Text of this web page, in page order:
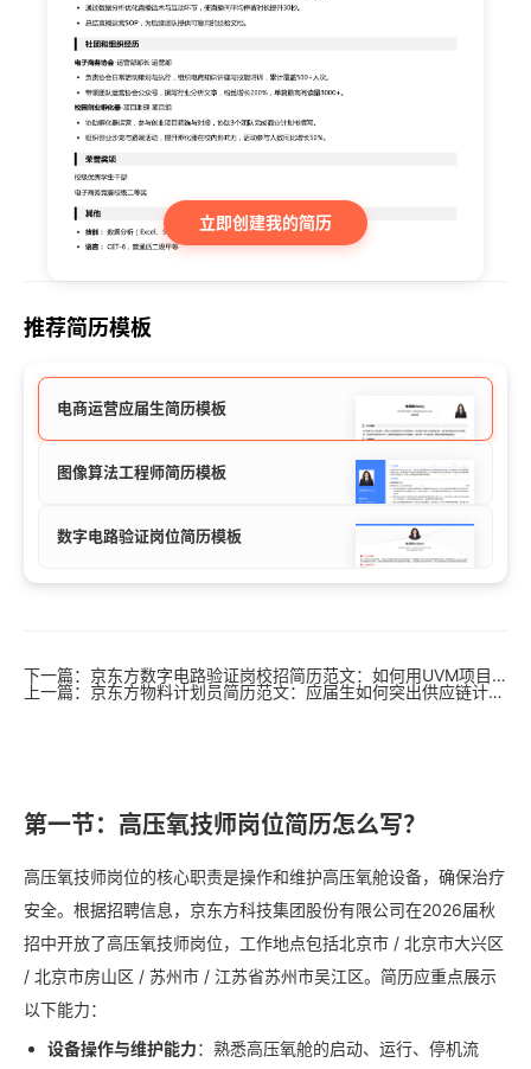
立即创建我的简历
推荐简历模板
电商运营应届生简历模板
图像算法工程师简历模板
数字电路验证岗位简历模板
下一篇：京东方数字电路验证岗校招简历范文：如何用UVM项目打动面试官
上一篇：京东方物料计划员简历范文：应届生如何突出供应链计划能力
第一节：高压氧技师岗位简历怎么写？
高压氧技师岗位的核心职责是操作和维护高压氧舱设备，确保治疗
安全。根据招聘信息，京东方科技集团股份有限公司在2026届秋
招中开放了高压氧技师岗位，工作地点包括北京市 / 北京市大兴区
/ 北京市房山区 / 苏州市 / 江苏省苏州市吴江区。简历应重点展示
以下能力：
设备操作与维护能力：熟悉高压氧舱的启动、运行、停机流